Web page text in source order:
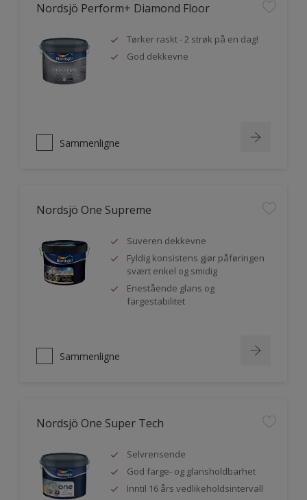
Nordsjö Perform+ Diamond Floor
Tørker raskt - 2 strøk på en dag!
God dekkevne
Sammenligne
Nordsjö One Supreme
Suveren dekkevne
Fyldig konsistens gjør påføringen
svært enkel og smidig
Enestående glans og
fargestabilitet
Sammenligne
Nordsjö One Super Tech
Selvrensende
God farge- og glansholdbarhet
Inntil 16 års vedlikeholdsintervall